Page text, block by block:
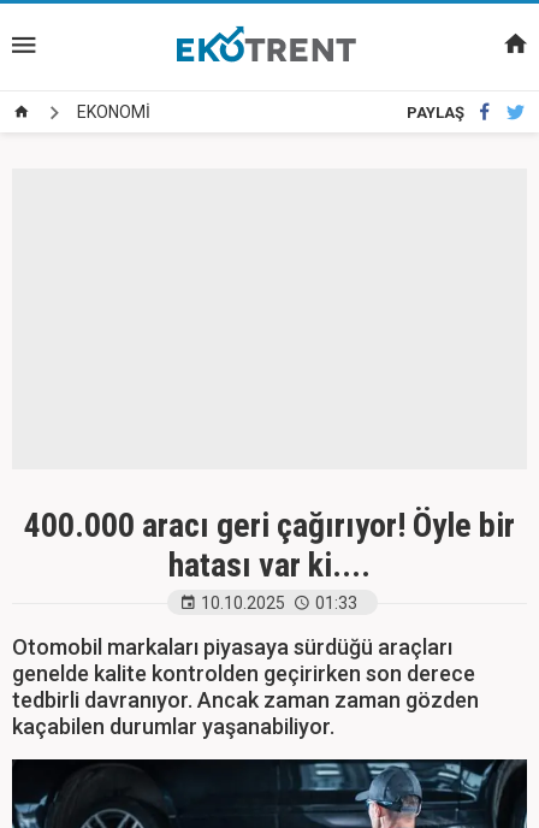
EKONOMİ PAYLAŞ
400.000 aracı geri çağırıyor! Öyle bir
hatası var ki....
10.10.2025 01:33
Otomobil markaları piyasaya sürdüğü araçları
genelde kalite kontrolden geçirirken son derece
tedbirli davranıyor. Ancak zaman zaman gözden
kaçabilen durumlar yaşanabiliyor.